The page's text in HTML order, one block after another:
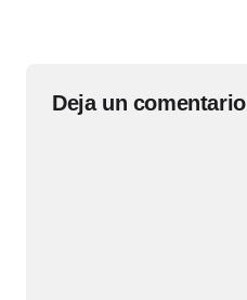
Deja un comentario